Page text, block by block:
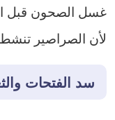
غسل الصحون قبل
لأن الصراصير
سد الفتحات